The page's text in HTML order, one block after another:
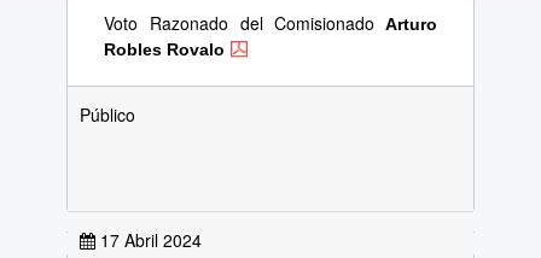
Voto Razonado del Comisionado Arturo
Robles Rovalo
Público
17 Abril 2024